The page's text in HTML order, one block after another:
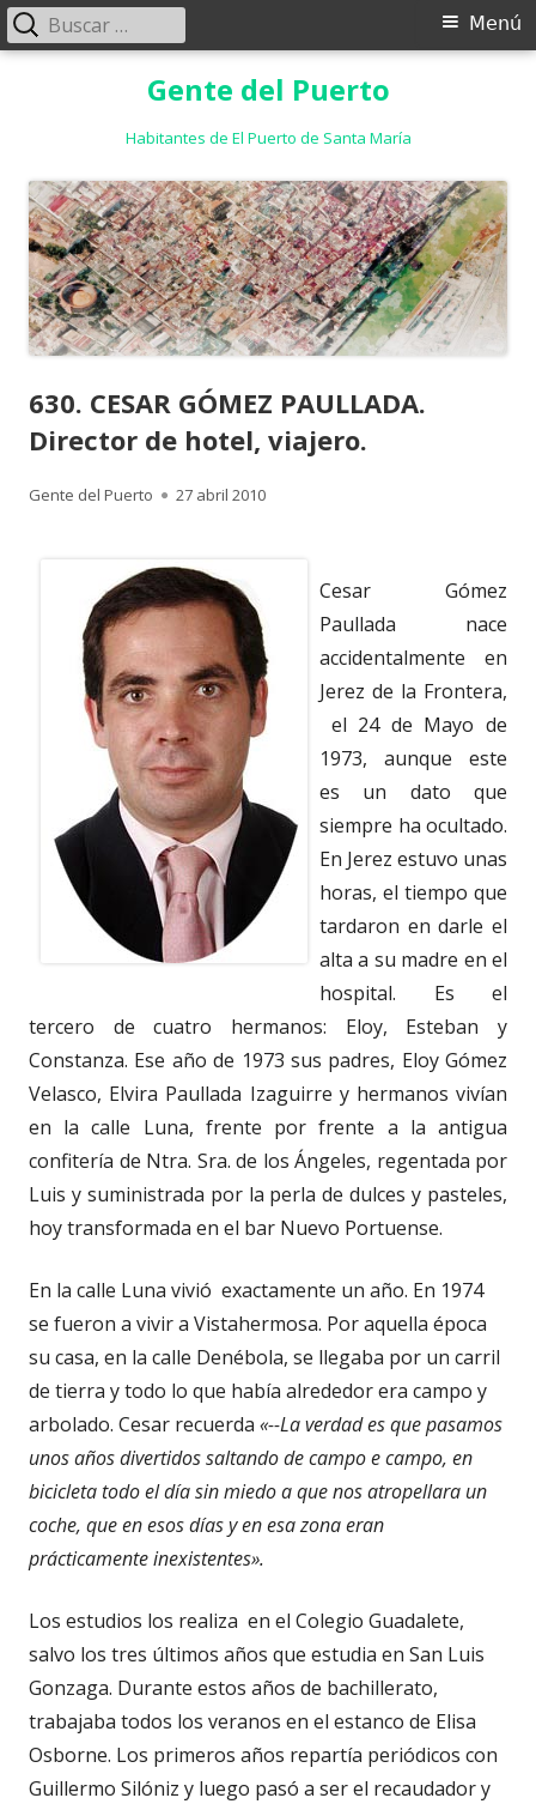
Gente del Puerto
Habitantes de El Puerto de Santa María
Menú
Menú
Buscar:
630. CESAR GÓMEZ PAULLADA.
Director de hotel, viajero.
Autor
Gente del Puerto
Publicado
27 abril 2010
Cesar Gómez
Paullada nace
accidentalmente en
Jerez de la Frontera,
el 24 de Mayo de
1973, aunque este
es un dato que
siempre ha ocultado.
En Jerez estuvo unas
horas, el tiempo que
tardaron en darle el
alta a su madre en el
hospital. Es el
tercero de cuatro hermanos: Eloy, Esteban y
Constanza. Ese año de 1973 sus padres, Eloy Gómez
Velasco, Elvira Paullada Izaguirre y hermanos vivían
en la calle Luna, frente por frente a la antigua
confitería de Ntra. Sra. de los Ángeles, regentada por
Luis y suministrada por la perla de dulces y pasteles,
hoy transformada en el bar Nuevo Portuense.
En la calle Luna vivió exactamente un año. En 1974
se fueron a vivir a Vistahermosa. Por aquella época
su casa, en la calle Denébola, se llegaba por un carril
de tierra y todo lo que había alrededor era campo y
arbolado. Cesar recuerda «--La verdad es que pasamos
unos años divertidos saltando de campo e campo, en
bicicleta todo el día sin miedo a que nos atropellara un
coche, que en esos días y en esa zona eran
prácticamente inexistentes».
Los estudios los realiza en el Colegio Guadalete,
salvo los tres últimos años que estudia en San Luis
Gonzaga. Durante estos años de bachillerato,
trabajaba todos los veranos en el estanco de Elisa
Osborne. Los primeros años repartía periódicos con
Guillermo Silóniz y luego pasó a ser el recaudador y